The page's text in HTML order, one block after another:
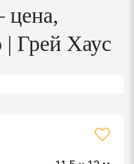
| Грей Хаус
на объекте